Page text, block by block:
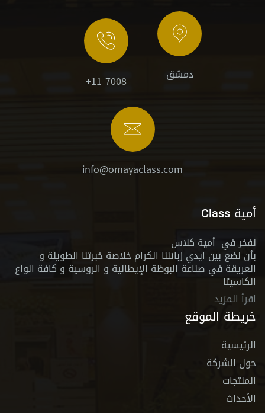
دمشق +11 7008
info@omayaclass.com
أمية Class
نفخر في أمية كلاس
بأن نضع بين ايدي زبائننا الكرام خلاصة خبرتنا الطويلة و
العريقة في صناعة البوظة الإيطالية و الروسية و كافة انواع
الكاسيتا
اقرأ المزيد
خريطة الموقع
الرئيسية
حول الشركة
المنتجات
الأحداث